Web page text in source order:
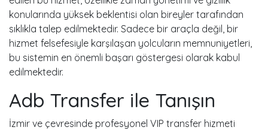
konularında yüksek beklentisi olan bireyler tarafından
sıklıkla talep edilmektedir. Sadece bir araçla değil, bir
hizmet felsefesiyle karşılaşan yolcuların memnuniyetleri,
bu sistemin en önemli başarı göstergesi olarak kabul
edilmektedir.
Adb Transfer ile Tanışın
İzmir ve çevresinde profesyonel VIP transfer hizmeti